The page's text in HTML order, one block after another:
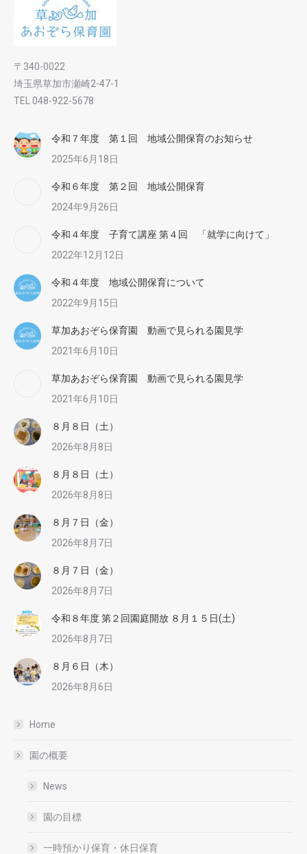
〒340-0022
埼玉県草加市瀬崎2-47-1
TEL 048-922-5678
令和７年度 第１回 地域公開保育のお知らせ
2025年6月18日
令和６年度 第２回 地域公開保育
2024年9月26日
令和４年度 子育て講座 第４回 「就学に向けて」
2022年12月12日
令和４年度 地域公開保育について
2022年9月15日
草加あおぞら保育園 動画で見られる園見学
2021年6月10日
草加あおぞら保育園 動画で見られる園見学
2021年6月10日
８月８日（土）
2026年8月8日
８月８日（土）
2026年8月8日
８月７日（金）
2026年8月7日
８月７日（金）
2026年8月7日
令和８年度 第２回園庭開放 ８月１５日(土)
2026年8月7日
８月６日（木）
2026年8月6日
Home
園の概要
News
園の目標
一時預かり保育・休日保育